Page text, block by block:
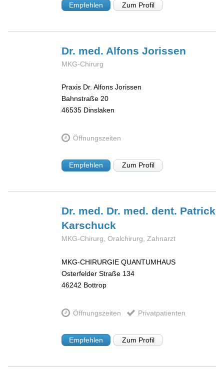
Empfehlen Zum Profil
Dr. med. AlfonsJorissen
MKG-Chirurg
Praxis Dr. Alfons Jorissen
Bahnstraße 20
46535 Dinslaken
Öffnungszeiten
Empfehlen Zum Profil
Dr. med. Dr. med. dent. Patrick
Karschuck
MKG-Chirurg, Oralchirurg, Zahnarzt
MKG-CHIRURGIE QUANTUMHAUS
Osterfelder Straße 134
46242 Bottrop
Öffnungszeiten Privatpatienten
Empfehlen Zum Profil